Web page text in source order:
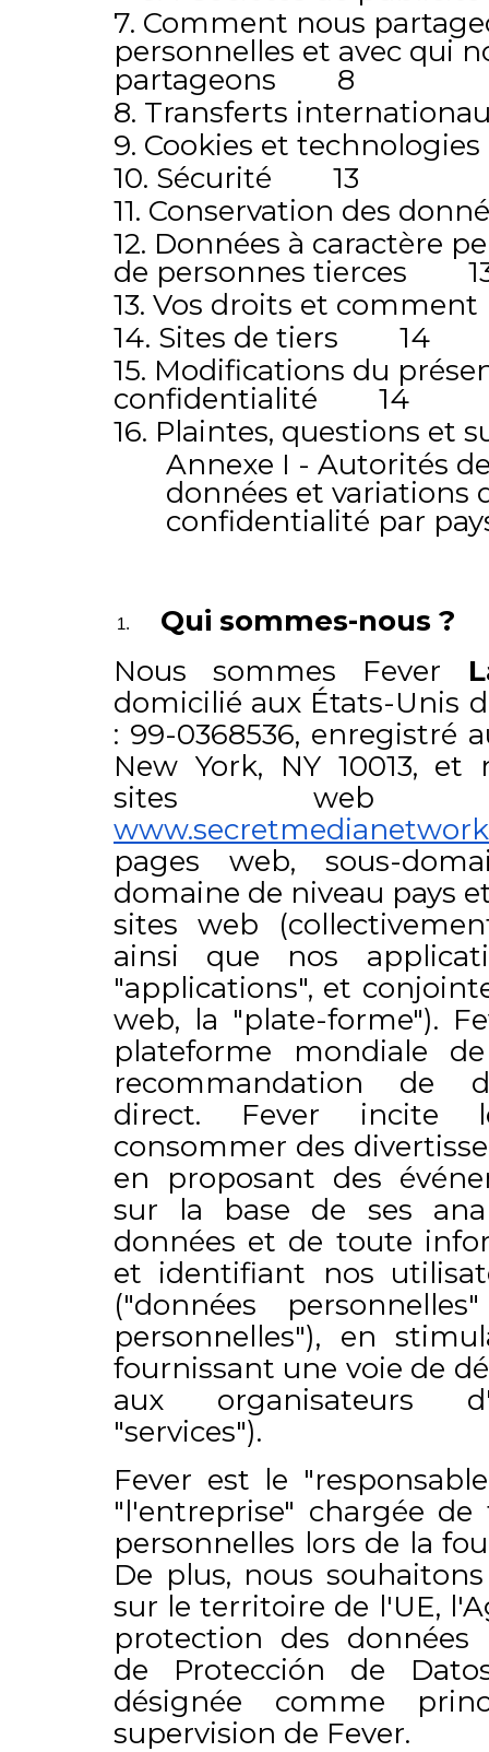
7. Comment nous
personnelles et avec qui
partageons 8
8. Transferts
9. Cookies et
10. Sécurité 13
11. Conservation des
12. Données à caractère
de personnes tierces
13. Vos droits et
14. Sites de tiers 14
15. Modifications du
confidentialité 14
16. Plaintes, questions
Annexe I - Autorités
données et variations
confidentialité par
Qui sommes-nous ?
Nous sommes Fever
domicilié aux États-Unis
: 99-0368536, enregistré
New York, NY 10013,
sites
pages web, sous-
domaine de niveau pays
sites web
ainsi que nos
"applications", et
web, la "plate-forme").
plateforme mondiale
recommandation de
direct. Fever incite
consommer des
en proposant des
sur la base de ses
données et de toute
et identifiant nos
("données
personnelles"), en
fournissant une voie de
aux organisateurs
"services").
​Fever est le
"l'entreprise" chargée
personnelles lors de la
De plus, nous
sur le territoire de l'UE,
protection des données
de Protección de
désignée comme
supervision de Fever.